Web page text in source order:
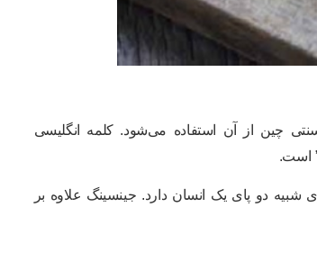
چین از آن استفاده می‌شود. کلمه انگلیسی
دو پای یک انسان دارد. جینسینگ علاوه بر